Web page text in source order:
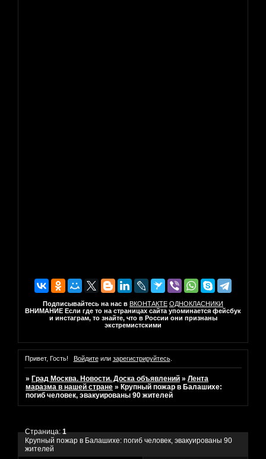
Подписывайтесь на нас в ВКОНТАКТЕ ОДНОКЛАСНИКИ
ВНИМАНИЕ Если где то на страницах сайта упоминается фейсбук
и инстаграм, то знайте, что в России они признаны
экстремистскими
Привет, Гость! Войдитеили зарегистрируйтесь.
» Град Москва. Новости. Доска объявлений »Лента
маразма в нашей стране » Крупный пожар в Балашихе:
погиб человек, эвакуированы 90 жителей
Крупный пожар в Балашихе: погиб человек, эвакуированы 90
жителей
Страница:1